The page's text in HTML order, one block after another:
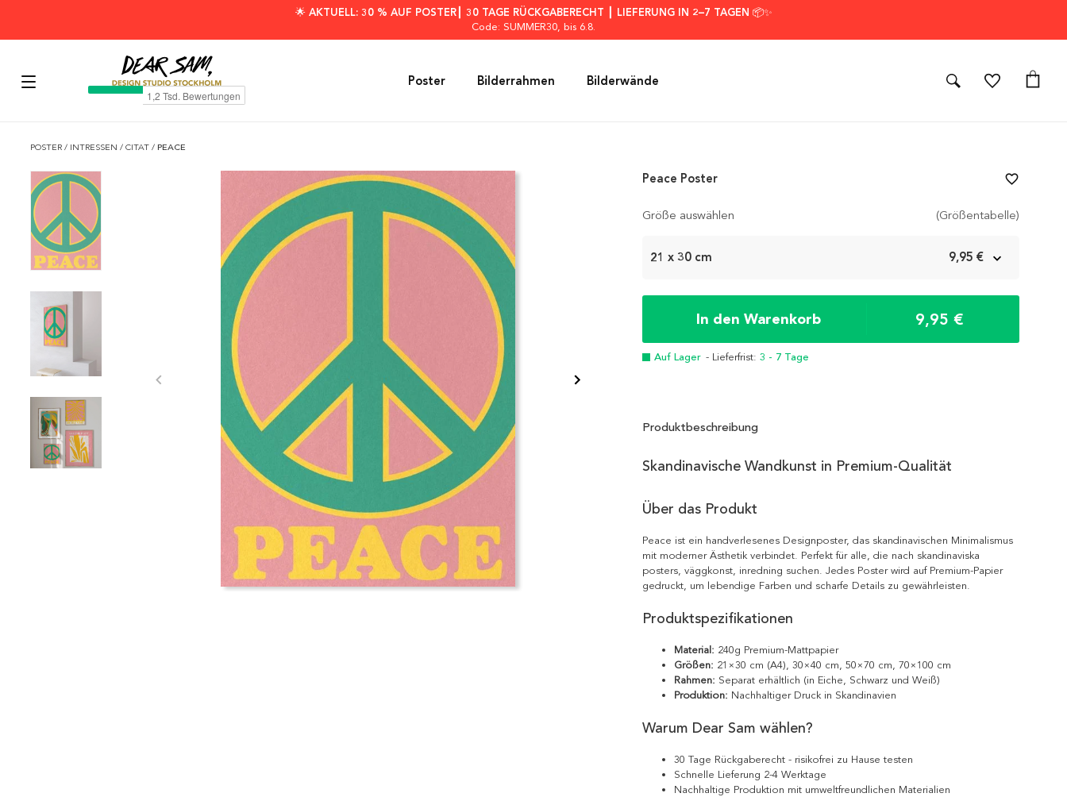
🌟 AKTUELL: 30 % AUF POSTER┃ 30 TAGE RÜCKGABERECHT ┃ LIEFERUNG IN 2–7 TAGEN 📦✨
Code: SUMMER30, bis 6.8.
Poster Bilderrahmen Bilderwände
POSTER / INTRESSEN / CITAT / PEACE
Größe auswählen (Größentabelle)
21 x 30 cm 9,95 €
In den Warenkorb 9,95 €
Auf Lager - Lieferfrist: 3 - 7 Tage
Peace Poster favorite_border
Produktbeschreibung
Skandinavische Wandkunst in Premium-Qualität
Über das Produkt
Peace ist ein handverlesenes Designposter, das skandinavischen Minimalismus
mit moderner Ästhetik verbindet. Perfekt für alle, die nach skandinaviska
posters, väggkonst, inredning suchen. Jedes Poster wird auf Premium-Papier
gedruckt, um lebendige Farben und scharfe Details zu gewährleisten.
Produktspezifikationen
Material: 240g Premium-Mattpapier
Größen: 21×30 cm (A4), 30×40 cm, 50×70 cm, 70×100 cm
Rahmen: Separat erhältlich (in Eiche, Schwarz und Weiß)
Produktion: Nachhaltiger Druck in Skandinavien
Warum Dear Sam wählen?
30 Tage Rückgaberecht - risikofrei zu Hause testen
Schnelle Lieferung 2-4 Werktage
Nachhaltige Produktion mit umweltfreundlichen Materialien